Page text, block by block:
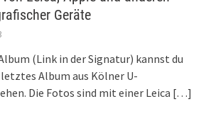
Geräte
(Link in der Signatur) kannst du
Album aus Kölner U-
Die Fotos sind mit einer Leica […]